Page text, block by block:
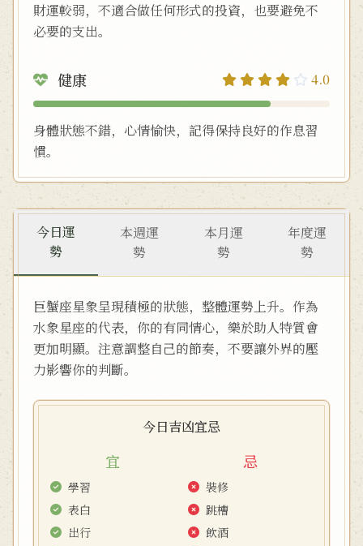
財運較弱，不適合做任何形式的投資，也要避免不
必要的支出。
健康 4.0
身體狀態不錯，心情愉快，記得保持良好的作息習
慣。
今日運
勢
本週運
勢
本月運
勢
年度運
勢
巨蟹座星象呈現積極的狀態，整體運勢上升。作為
水象星座的代表，你的有同情心，樂於助人特質會
更加明顯。注意調整自己的節奏，不要讓外界的壓
力影響你的判斷。
今日吉凶宜忌
宜
學習
表白
出行
忌
裝修
跳槽
飲酒